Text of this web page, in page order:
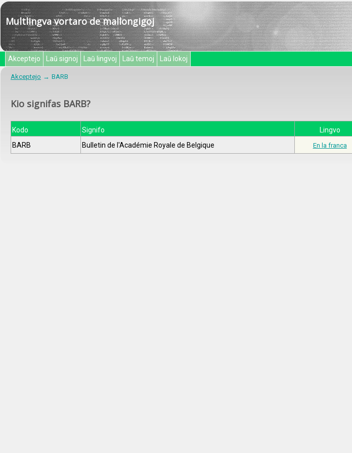
Multlingva vortaro de mallongigoj
Akceptejo Laŭ signoj Laŭ lingvoj Laŭ temoj Laŭ lokoj
Akceptejo BARB
Kio signifas BARB?
Kodo Signifo Lingvo
BARB
Bulletin de l'Académie Royale de Belgique En la franca